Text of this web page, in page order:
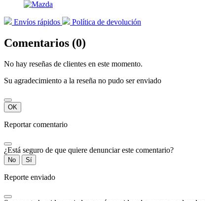
Envíos rápidos Política de devolución
Comentarios (0)
No hay reseñas de clientes en este momento.
Su agradecimiento a la reseña no pudo ser enviado
OK
Reportar comentario
¿Está seguro de que quiere denunciar este comentario?
No Sí
Reporte enviado